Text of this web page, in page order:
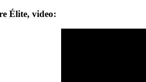
Élite, video: